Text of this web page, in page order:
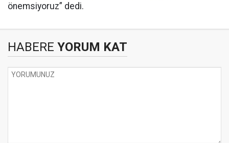
önemsiyoruz” dedi.
HABERE YORUM KAT